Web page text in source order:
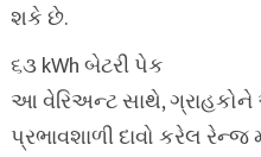
શકે છે.
૬૩ kWh બેટરી પેક
આ વેરિઅન્ટ સાથે, ગ્રાહકોને
પ્રભાવશાળી દાવો કરેલ